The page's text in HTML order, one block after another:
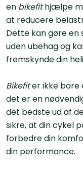
en bikefithjælpe
at reducere
Dette kan gøre en
uden ubehag og
fremskynde din
Bikefiter ikke bare
det er en
det bedste ud af
sikre, at din cykel
forbedre din
din performance.